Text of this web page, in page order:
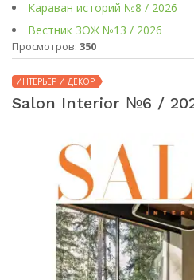
Караван историй №8 / 2026
Вестник ЗОЖ №13 / 2026
Просмотров: 350
ИНТЕРЬЕР И ДЕКОР
Salon Interior №6 /